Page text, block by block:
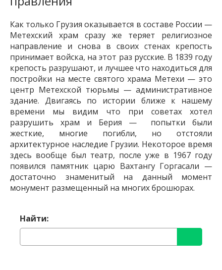
Как только Грузия оказывается в составе России —
Метехский храм сразу же теряет религиозное
направление и снова в своих стенах крепость
принимает войска, на этот раз русские. В 1839 году
крепость разрушают, и лучшее что находиться для
постройки на месте святого храма Метехи — это
центр Метехской тюрьмы — административное
здание. Двигаясь по истории ближе к нашему
времени мы видим что при советах хотел
разрушить храм и Берия — попытки были
жесткие, многие погибли, но отстояли
архитектурное наследие Грузии. Некоторое время
здесь вообще был театр, после уже в 1967 году
появился памятник царю Вахтангу Горгасали —
достаточно знаменитый на данный момент
монумент размещенный на многих брошюрах.
Найти: